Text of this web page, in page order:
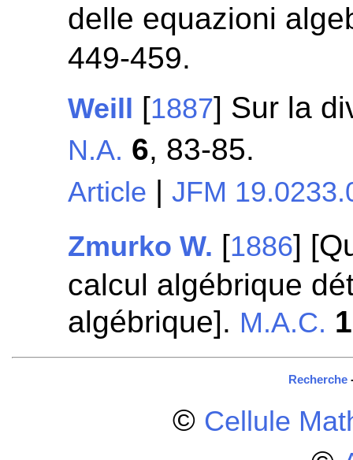
delle equazioni
449-459.
Weill [1887] Sur la
N.A. 6, 83-85.
Article |JFM
Zmurko W. [1886]
calcul algébrique
algébrique]. M.A.C.
Recherche
© Cellule